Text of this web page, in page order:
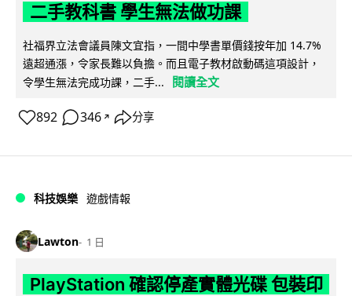
二手教科書 學生無法做功課
社福界立法會議員陳文宜指，一間中學書單價錢按年加 14.7%
遠超通漲，令家長難以負擔。而且電子教材啟動碼這項設計，
令學生無法完成功課，二手...
閱讀全文
892 346 ↗ 分享
科技娛樂 遊戲情報
Lawton 1 日
PlayStation 確認停產實體光碟 包裝印